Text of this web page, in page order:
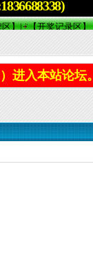
进入本站论坛。